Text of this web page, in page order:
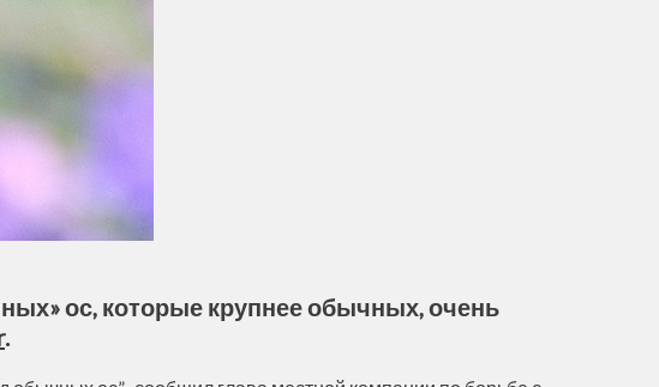
ос, которые крупнее обычных, очень
.